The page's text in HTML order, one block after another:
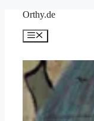
springen
Orthy.de
Menü